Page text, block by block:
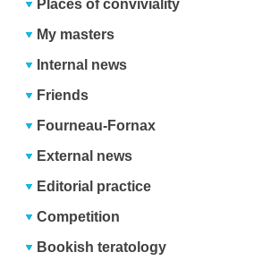
Places of conviviality
My masters
Internal news
Friends
Fourneau-Fornax
External news
Editorial practice
Competition
Bookish teratology